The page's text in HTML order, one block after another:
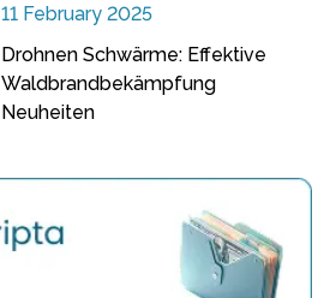
11 February 2025
Drohnen Schwärme: Effektive
Waldbrandbekämpfung
Neuheiten